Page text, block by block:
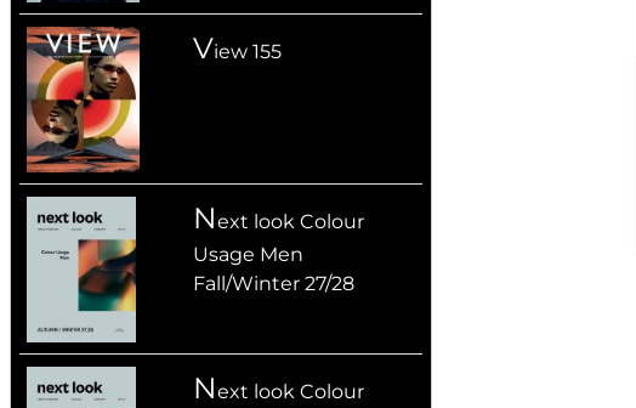
View 155
next look Colour
Usage Men
Fall/Winter 27/28
next look Colour